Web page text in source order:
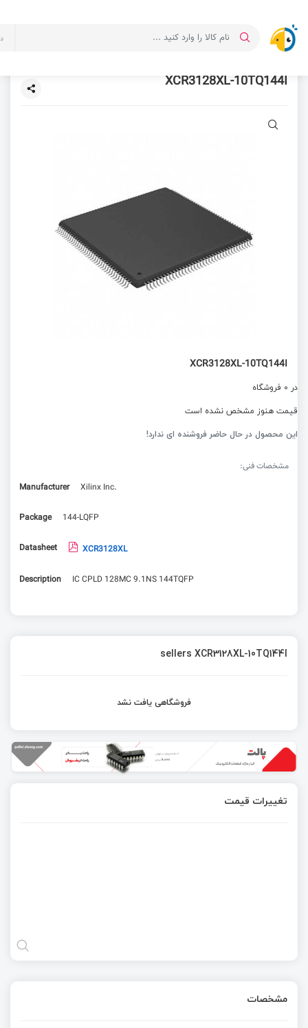
XCR3128XL-10TQ144I
XCR3128XL-10TQ144I
در 0 فروشگاه
قیمت هنوز مشخص نشده است
این محصول در حال حاضر فروشنده ای ندارد!
مشخصات فنی:
Manufacturer
Xilinx Inc.
Package 144-LQFP
Datasheet XCR3128XL
Description IC CPLD 128MC 9.1NS 144TQFP
sellers XCR3128XL-10TQ144I
فروشگاهی یافت نشد
تغییرات قیمت
مشخصات